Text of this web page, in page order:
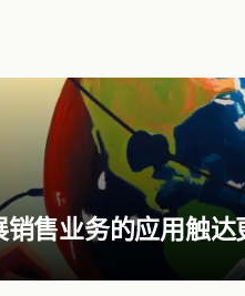
售业务的应用触达